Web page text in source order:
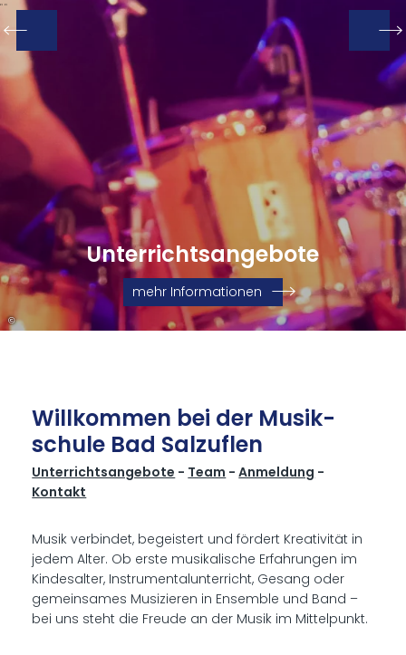
©
Unterrichtsangebote
mehr Informationen
" "
Will­kom­men bei der Mu­sik­
schu­le Bad Salz­uflen
Unterrichtsangebote - Team -Anmeldung -
Kontakt
Musik verbindet, begeistert und fördert Kreativität in
jedem Alter. Ob erste musikalische Erfahrungen im
Kindesalter, Instrumentalunterricht, Gesang oder
gemeinsames Musizieren in Ensemble und Band –
bei uns steht die Freude an der Musik im Mittelpunkt.